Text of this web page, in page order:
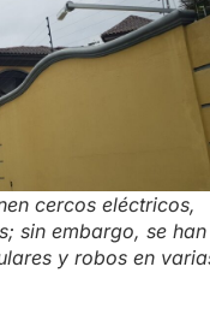
cercos eléctricos,
sin embargo, se han
y robos en